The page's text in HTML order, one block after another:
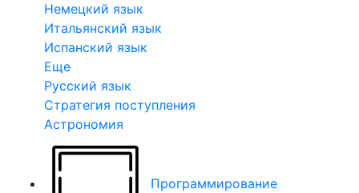
Немецкий язык
Итальянский язык
Испанский язык
Еще
Русский язык
Стратегия поступления
Астрономия
Программирование